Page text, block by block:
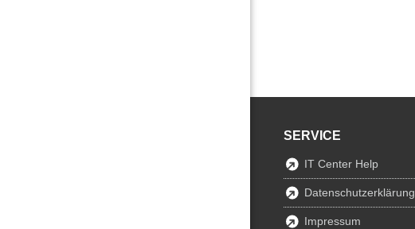
SERVICE
IT Center Help
Datenschutzerklärung
Impressum